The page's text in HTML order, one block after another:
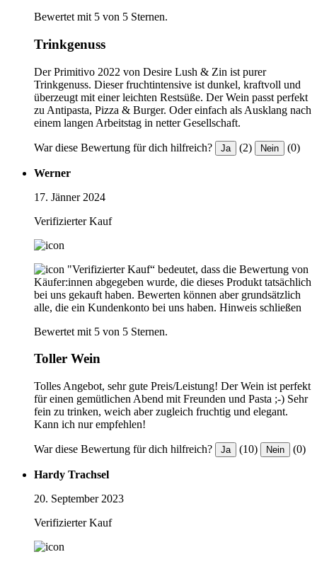
Bewertet mit 5 von 5 Sternen.
Trinkgenuss
Der Primitivo 2022 von Desire Lush & Zin ist purer
Trinkgenuss. Dieser fruchtintensive ist dunkel, kraftvoll und
überzeugt mit einer leichten Restsüße. Der Wein passt perfekt
zu Antipasta, Pizza & Burger. Oder einfach als Ausklang nach
einem langen Arbeitstag in netter Gesellschaft.
War diese Bewertung für dich hilfreich? Ja (2) Nein (0)
Werner
17. Jänner 2024
Verifizierter Kauf
"Verifizierter Kauf“ bedeutet, dass die Bewertung von
Käufer:innen abgegeben wurde, die dieses Produkt tatsächlich
bei uns gekauft haben. Bewerten können aber grundsätzlich
alle, die ein Kundenkonto bei uns haben. Hinweis schließen
Bewertet mit 5 von 5 Sternen.
Toller Wein
Tolles Angebot, sehr gute Preis/Leistung! Der Wein ist perfekt
für einen gemütlichen Abend mit Freunden und Pasta ;-) Sehr
fein zu trinken, weich aber zugleich fruchtig und elegant.
Kann ich nur empfehlen!
War diese Bewertung für dich hilfreich? Ja (10) Nein (0)
Hardy Trachsel
20. September 2023
Verifizierter Kauf